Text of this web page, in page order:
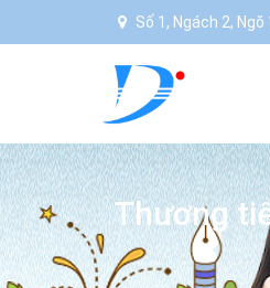
Số 1, Ngách 2, Ngõ
Thương